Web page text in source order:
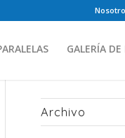
GALERÍA
Archivo